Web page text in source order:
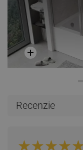
Recenzie